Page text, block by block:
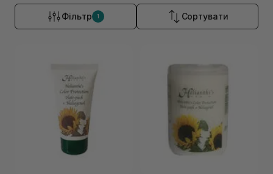
Фільтр 1 Сортувати